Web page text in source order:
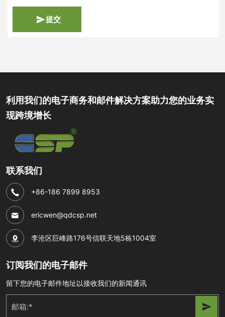
提交
利用我们的电子商务和邮件解决方案助力您的业务实
现跨境增长
联系我们
+86-186 7899 8953
ericwen@qdcsp.net
李沧区巨峰路176号信联天地5栋1004室
订阅我们的电子邮件
留下您的电子邮件地址以接收我们的新闻通讯